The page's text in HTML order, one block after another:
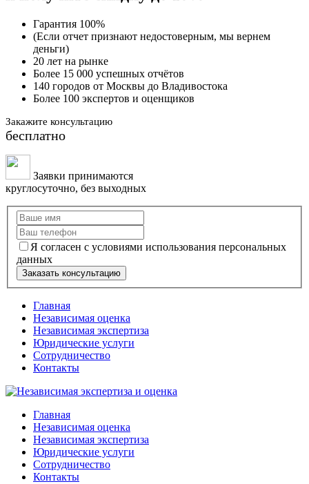
Гарантия 100%
(Если отчет признают недостоверным, мы вернем
деньги)
20 лет на рынке
Более 15 000 успешных отчётов
140 городов от Москвы до Владивостока
Более 100 экспертов и оценщиков
Закажите консультацию
бесплатно
Заявки принимаются
круглосуточно, без выходных
Я согласен с условиями использования персональных
данных
Заказать консультацию
Главная
Независимая оценка
Независимая экспертиза
Юридические услуги
Сотрудничество
Контакты
Главная
Независимая оценка
Независимая экспертиза
Юридические услуги
Сотрудничество
Контакты